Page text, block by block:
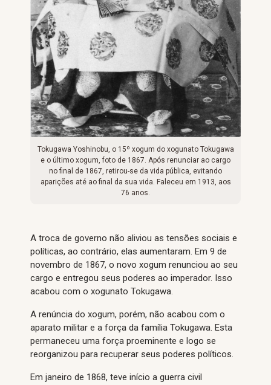
Tokugawa Yoshinobu, o 15º xogum do xogunato Tokugawa
e o último xogum, foto de 1867. Após renunciar ao cargo
no final de 1867, retirou-se da vida pública, evitando
aparições até ao final da sua vida. Faleceu em 1913, aos
76 anos.
A troca de governo não aliviou as tensões sociais e
políticas, ao contrário, elas aumentaram. Em 9 de
novembro de 1867, o novo xogum renunciou ao seu
cargo e entregou seus poderes ao imperador. Isso
acabou com o xogunato Tokugawa.
A renúncia do xogum, porém, não acabou com o
aparato militar e a força da família Tokugawa. Esta
permaneceu uma força proeminente e logo se
reorganizou para recuperar seus poderes políticos.
Em janeiro de 1868, teve início a guerra civil